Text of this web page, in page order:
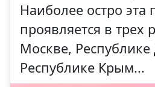
Наиболее остро эта
проявляется в трех
Москве, Республике
Республике Крым...